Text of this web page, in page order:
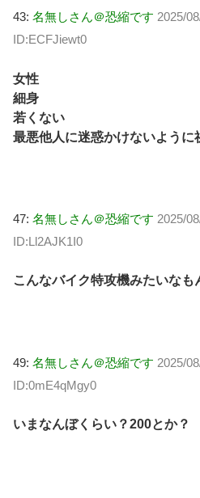
43: 名無しさん＠恐縮です 2025/
ID:ECFJiewt0
女性
細身
若くない
最悪他人に迷惑かけないように
47: 名無しさん＠恐縮です 2025/
ID:Ll2AJK1I0
こんなバイク特攻機みたいなも
49: 名無しさん＠恐縮です 2025/
ID:0mE4qMgy0
いまなんぼくらい？200とか？